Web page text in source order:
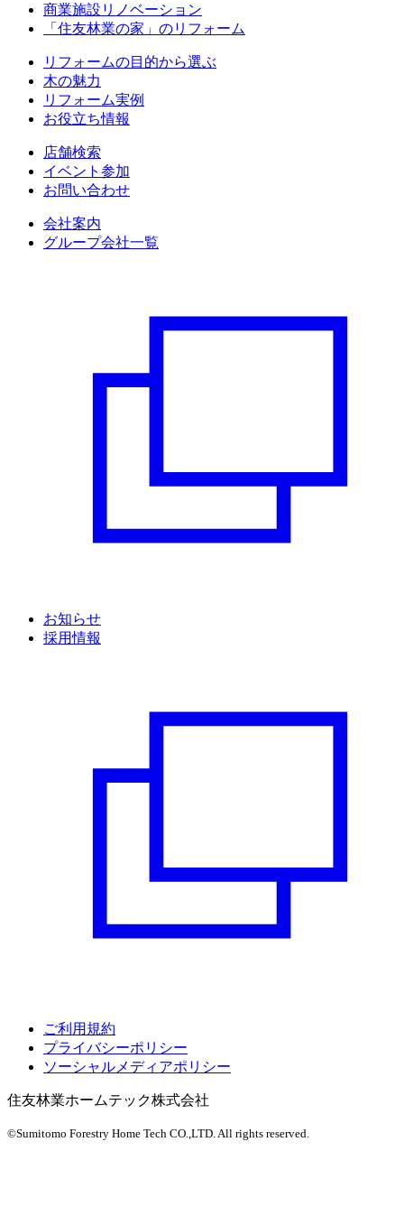
商業施設リノベーション
「住友林業の家」のリフォーム
リフォームの目的から選ぶ
木の魅力
リフォーム実例
お役立ち情報
店舗検索
イベント参加
お問い合わせ
会社案内
グループ会社一覧
お知らせ
採用情報
ご利用規約
プライバシーポリシー
ソーシャルメディアポリシー
住友林業ホームテック株式会社
©Sumitomo Forestry Home Tech CO.,LTD. All rights reserved.